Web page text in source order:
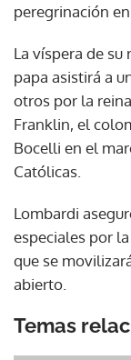
peregrinación
La víspera de su
papa asistirá a
otros por la
Franklin, el
Bocelli en el
Católicas.
Lombardi
especiales por
que se
abierto.
Temas